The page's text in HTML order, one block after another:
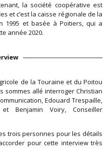
la société coopérative est
et c’est la caisse régionale de la
1995 et basée à Poitiers, qui a
année 2020.
de la Touraine et du Poitou
sommes allé interroger Christian
Edouard Trespaille,
et Benjamin Voiry, Conseiller
trois personnes pour les détails
pour cette interview très